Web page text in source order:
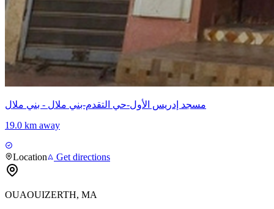
مسجد إدريس الأول-حي التقدم-بني ملال - بني ملال
19.0 km away
Location Get directions
OUAOUIZERTH, MA